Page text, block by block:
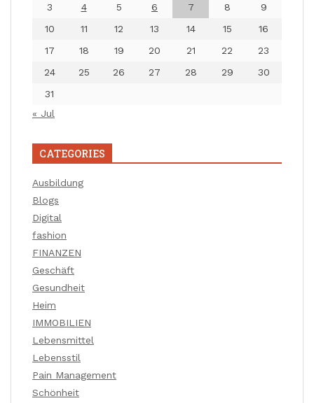
3
4 5 6 7 8
9
10
11 12 13 14 15
16
17
18 19 20 21 22
23
24
25 26 27 28 29
30
31
« Jul
CATEGORIES
Ausbildung
Blogs
Digital
fashion
FINANZEN
Geschäft
Gesundheit
Heim
IMMOBILIEN
Lebensmittel
Lebensstil
Pain Management
Schönheit